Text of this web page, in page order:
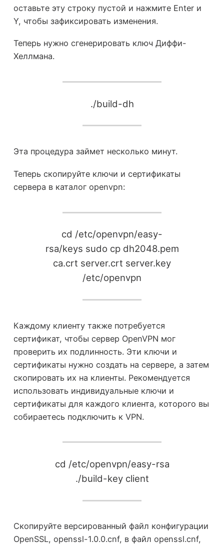
оставьте эту строку пустой и нажмите Enter и
Y, чтобы зафиксировать изменения.
Теперь нужно сгенерировать ключ Диффи-
Хеллмана.
./build-dh
Эта процедура займет несколько минут.
Теперь скопируйте ключи и сертификаты
сервера в каталог openvpn:
cd /etc/openvpn/easy-
rsa/keys sudo cp dh2048.pem
ca.crt server.crt server.key
/etc/openvpn
Каждому клиенту также потребуется
сертификат, чтобы сервер OpenVPN мог
проверить их подлинность. Эти ключи и
сертификаты нужно создать на сервере, а затем
скопировать их на клиенты. Рекомендуется
использовать индивидуальные ключи и
сертификаты для каждого клиента, которого вы
собираетесь подключить к VPN.
cd /etc/openvpn/easy-rsa
./build-key client
Скопируйте версированный файл конфигурации
OpenSSL, openssl-1.0.0.cnf, в файл openssl.cnf,